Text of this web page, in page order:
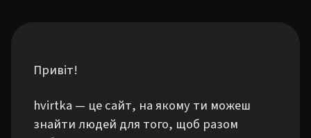
Привіт!
hvirtka — це сайт, на якому ти можеш
знайти людей для того, щоб разом